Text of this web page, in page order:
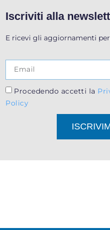
Iscriviti alla
E ricevi gli aggiornamenti
Procedendo accetti la
Policy